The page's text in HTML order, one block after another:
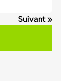
Suivant »